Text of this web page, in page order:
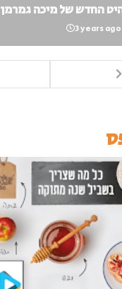
החדש של מיכה גמרמן
3 years ago